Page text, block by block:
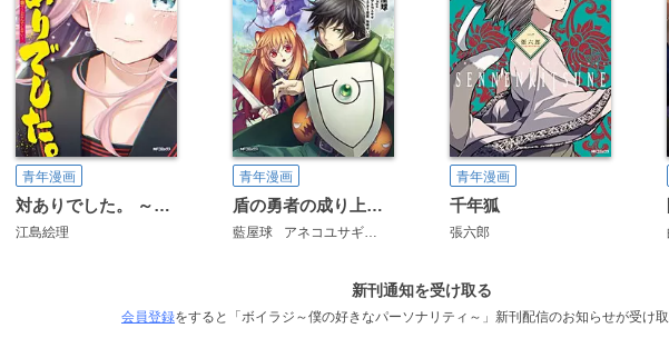
青年漫画
対ありでした。 ～お嬢さまは格闘ゲームなんてしない～
江島絵理
青年漫画
盾の勇者の成り上がり
藍屋球 アネコユサギ
青年漫画
千年狐
張六郎
新刊通知を受け取る
会員登録をすると「ボイラジ～僕の好きなパーソナリティ～」新刊配信のお知らせが受け取